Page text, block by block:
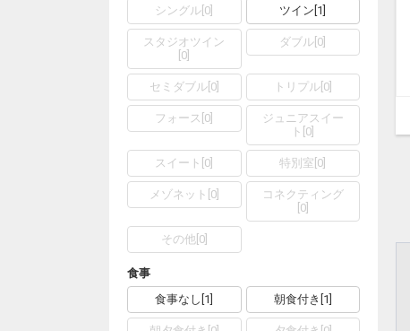
シングル 0 ツイン 1
スタジオツイン
0
ダブル 0
セミダブル[ 0] トリプル[ 0]
フォース 0
ジュニアスイー
ト 0
スイート 0 特別室 0
メゾネット 0]
コネクティング
0]
その他[ 0]
食事
食事なし 1 朝食付き 1